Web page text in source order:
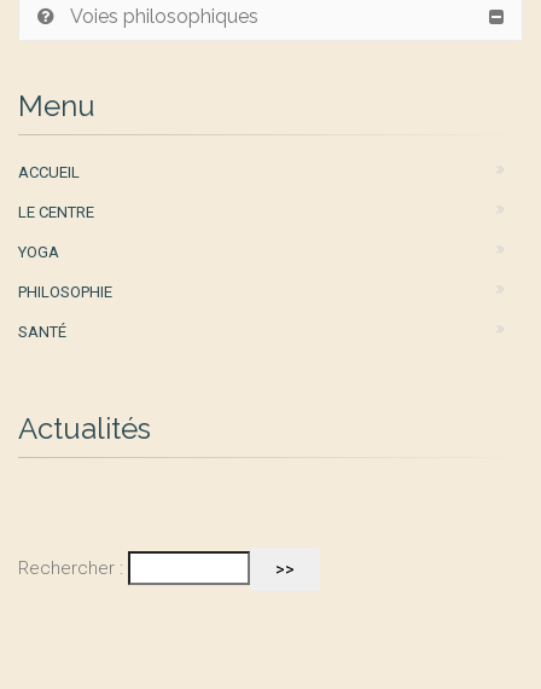
Voies philosophiques
Menu
ACCUEIL
LE CENTRE
YOGA
PHILOSOPHIE
SANTÉ
Actualités
Rechercher :